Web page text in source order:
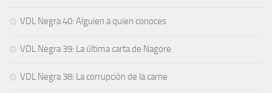
VDL Negra 40: Alguien a quien conoces
VDL Negra 39: La última carta de Nagore
VDL Negra 38: La corrupción de la carne